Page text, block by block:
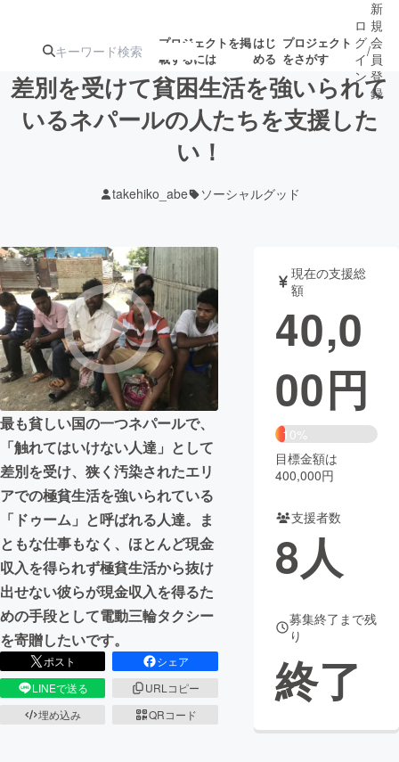
プロジェクトを掲
載するには
はじ
める
プロジェクト
をさがす
注目の新着プロ
テクノロジー・ガジェット
映像・映画 書籍・雑誌
ビジネス・起業 チャレンジ
まちづくり・地域活性化
CAMPFIRE for Social Good
CAMPFIRE Creation
CAMPFIREふるさと納税machi-ya コミュニティ
ロ
グ
イ
ン
/
新
規
会
員
登
録
差別を受けて貧困生活を強いられて
いるネパールの人たちを支援した
い！
takehiko_abe ソーシャルグッド
最も貧しい国の一つネパールで、
「触れてはいけない人達」として
差別を受け、狭く汚染されたエリ
アでの極貧生活を強いられている
「ドゥーム」と呼ばれる人達。ま
ともな仕事もなく、ほとんど現金
収入を得られず極貧生活から抜け
出せない彼らが現金収入を得るた
めの手段として電動三輪タクシー
を寄贈したいです。
ポスト
シェア
LINEで送る
URLコピー
埋め込み
QRコード
現在の支援総
額
40,0
00円
10%
目標金額は
400,000円
支援者数
8人
募集終了まで残
り
終了